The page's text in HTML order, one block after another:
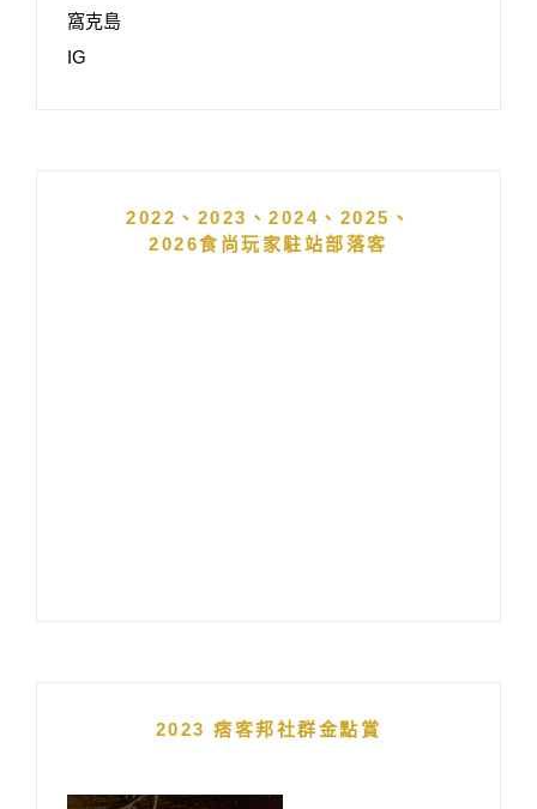
窩克島
IG
2022、2023、2024、2025、
2026食尚玩家駐站部落客
2023 痞客邦社群金點賞